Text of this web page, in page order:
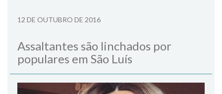
12 DE OUTUBRO DE 2016
Assaltantes são linchados por
populares em São Luís